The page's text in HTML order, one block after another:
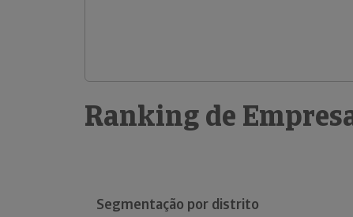
Ranking de
Segmentação por distrito